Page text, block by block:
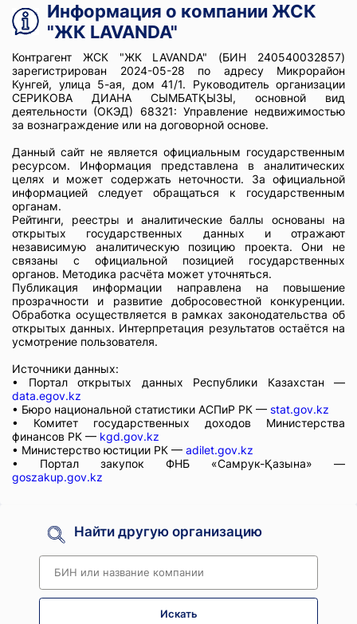
Информация о компании ЖСК
"ЖК LAVANDA"
Контрагент ЖСК "ЖК LAVANDA" (БИН 240540032857)
зарегистрирован 2024-05-28 по адресу Микрорайон
Кунгей, улица 5-ая, дом 41/1. Руководитель организации
СЕРИКОВА ДИАНА СЫМБАТҚЫЗЫ, основной вид
деятельности (ОКЭД) 68321: Управление недвижимостью
за вознаграждение или на договорной основе.
Данный сайт не является официальным государственным
ресурсом. Информация представлена в аналитических
целях и может содержать неточности. За официальной
информацией следует обращаться к государственным
органам.
Рейтинги, реестры и аналитические баллы основаны на
открытых государственных данных и отражают
независимую аналитическую позицию проекта. Они не
связаны с официальной позицией государственных
органов. Методика расчёта может уточняться.
Публикация информации направлена на повышение
прозрачности и развитие добросовестной конкуренции.
Обработка осуществляется в рамках законодательства об
открытых данных. Интерпретация результатов остаётся на
усмотрение пользователя.
Источники данных:
• Портал открытых данных Республики Казахстан —
data.egov.kz
• Бюро национальной статистики АСПиР РК — stat.gov.kz
• Комитет государственных доходов Министерства
финансов РК — kgd.gov.kz
• Министерство юстиции РК — adilet.gov.kz
• Портал закупок ФНБ «Самрук-Қазына» —
goszakup.gov.kz
Найти другую организацию
Искать